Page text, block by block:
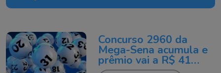
Concurso 2960 da
Mega-Sena acumula e
prêmio vai a R$ 41